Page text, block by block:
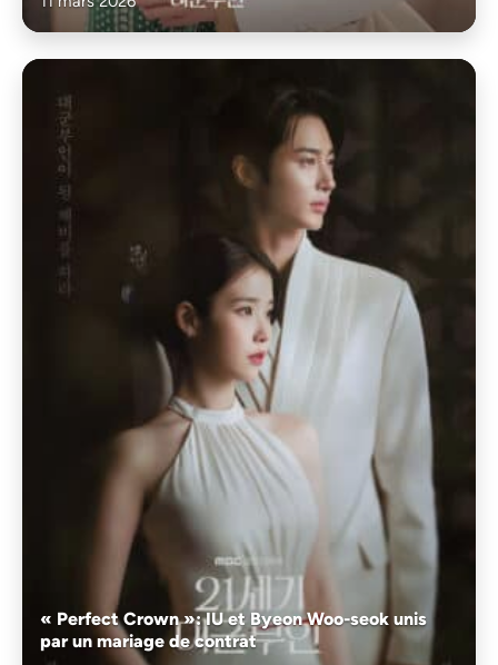
« Perfect Crown »: IU et Byeon Woo-seok unis
par un mariage de contrat